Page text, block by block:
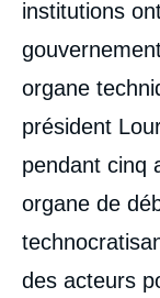
institutions
organe
président
pendant cinq
organe de
des acteurs